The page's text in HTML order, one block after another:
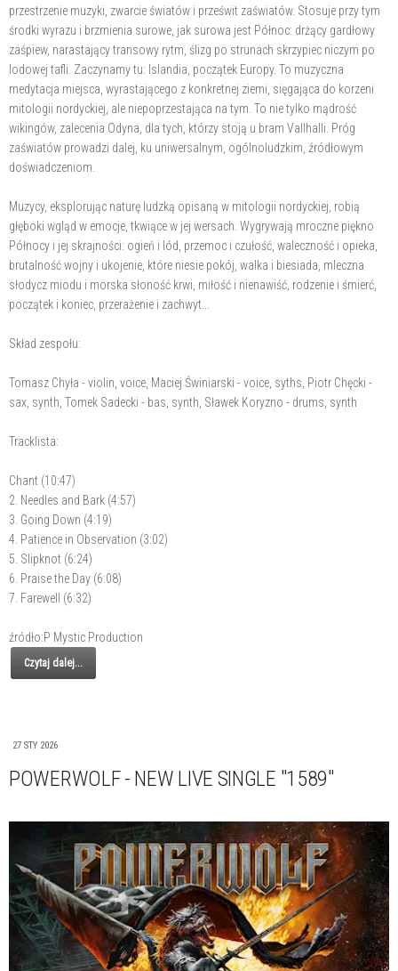
przestrzenie muzyki, zwarcie światów i prześwit zaświatów. Stosuje przy tym
środki wyrazu i brzmienia surowe, jak surowa jest Północ: drżący gardłowy
zaśpiew, narastający transowy rytm, ślizg po strunach skrzypiec niczym po
lodowej tafli. Zaczynamy tu: Islandia, początek Europy. To muzyczna
medytacja miejsca, wyrastającego z konkretnej ziemi, sięgająca do korzeni
mitologii nordyckiej, ale niepoprzestająca na tym. To nie tylko mądrość
wikingów, zalecenia Odyna, dla tych, którzy stoją u bram Vallhalli. Próg
zaświatów prowadzi dalej, ku uniwersalnym, ogólnoludzkim, źródłowym
doświadczeniom.
Muzycy, eksplorując naturę ludzką opisaną w mitologii nordyckiej, robią
głęboki wgląd w emocje, tkwiące w jej wersach. Wygrywają mroczne piękno
Północy i jej skrajności: ogień i lód, przemoc i czułość, waleczność i opieka,
brutalność wojny i ukojenie, które niesie pokój, walka i biesiada, mleczna
słodycz miodu i morska słoność krwi, miłość i nienawiść, rodzenie i śmierć,
początek i koniec, przerażenie i zachwyt...
Skład zespołu:
Tomasz Chyła - violin, voice, Maciej Świniarski - voice, syths, Piotr Chęcki -
sax, synth, Tomek Sadecki - bas, synth, Sławek Koryzno - drums, synth
Tracklista:
Chant (10:47)
2. Needles and Bark (4:57)
3. Going Down (4:19)
4. Patience in Observation (3:02)
5. Slipknot (6:24)
6. Praise the Day (6:08)
7. Farewell (6:32)
źródło:P Mystic Production
Czytaj dalej...
27 STY 2026
POWERWOLF - NEW LIVE SINGLE "1589"